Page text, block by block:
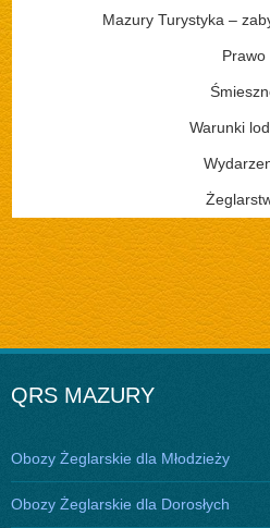
Mazury Turystyka –
Prawo
Warunki
QRS MAZURY
Obozy Żeglarskie dla Młodzieży
Obozy Żeglarskie dla Dorosłych